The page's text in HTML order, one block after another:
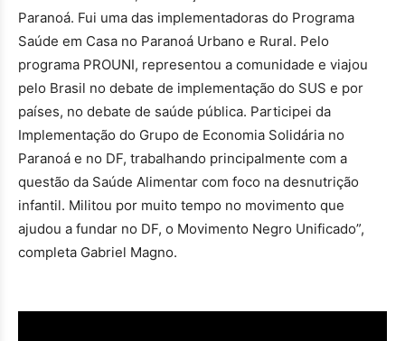
Paranoá. Fui uma das implementadoras do Programa
Saúde em Casa no Paranoá Urbano e Rural. Pelo
programa PROUNI, representou a comunidade e viajou
pelo Brasil no debate de implementação do SUS e por
países, no debate de saúde pública. Participei da
Implementação do Grupo de Economia Solidária no
Paranoá e no DF, trabalhando principalmente com a
questão da Saúde Alimentar com foco na desnutrição
infantil. Militou por muito tempo no movimento que
ajudou a fundar no DF, o Movimento Negro Unificado”,
completa Gabriel Magno.